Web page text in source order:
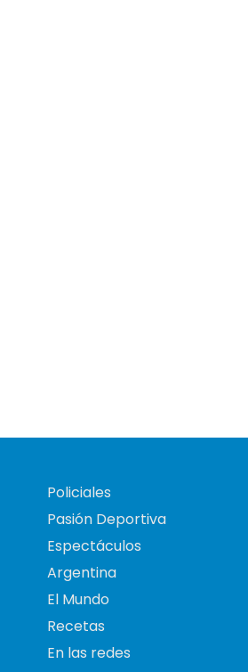
Policiales
Pasión Deportiva
Espectáculos
Argentina
El Mundo
Recetas
En las redes